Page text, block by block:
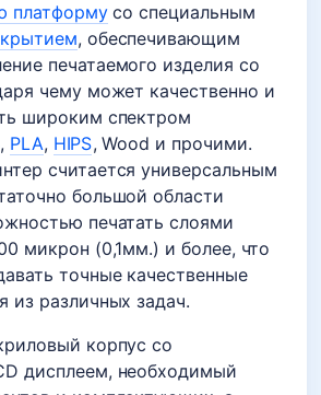
платформусо специальным
, обеспечивающим
печатаемого изделия со
чему может качественно и
широким спектром
, PLA, HIPS, Wood и прочими.
считается универсальным
большой области
печатать слоями
микрон (0,1мм.) и более, что
точные качественные
из различных задач.
корпус со
дисплеем, необходимый